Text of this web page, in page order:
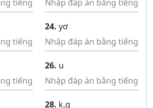
24. yơ
26. u
28. k,g